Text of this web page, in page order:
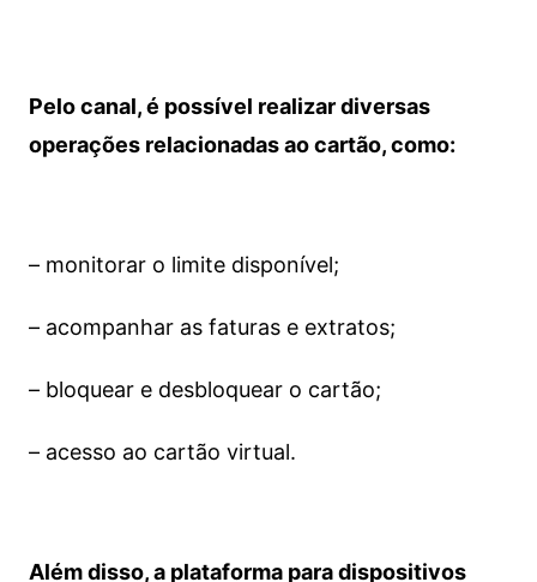
Pelo canal, é possível realizar diversas
operações relacionadas ao cartão, como:
– monitorar o limite disponível;
– acompanhar as faturas e extratos;
– bloquear e desbloquear o cartão;
– acesso ao cartão virtual.
Além disso, a plataforma para dispositivos